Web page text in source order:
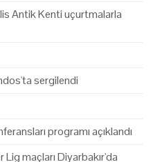
Antik Kenti uçurtmalarla
sergilendi
programı açıklandı
maçları Diyarbakır'da